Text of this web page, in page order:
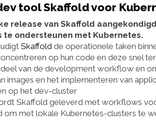
tool Skaffold voor
release van Skaffold
ondersteunen met Kubernetes.
Skaffold de operationele taken
op hun code en deze snel
van de development workflow en
images en het implementeren van
op het dev-cluster
Skaffold geleverd met workflows
om met lokale Kubernetes-clusters te